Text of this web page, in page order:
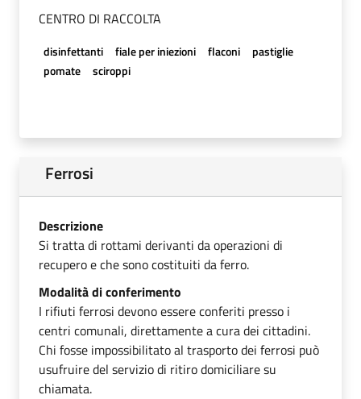
CENTRO DI RACCOLTA
disinfettanti fiale per iniezioni flaconi
pastiglie
pomate
sciroppi
Ferrosi
Descrizione
Si tratta di rottami derivanti da operazioni di
recupero e che sono costituiti da ferro.
Modalità di conferimento
I rifiuti ferrosi devono essere conferiti presso i
centri comunali, direttamente a cura dei cittadini.
Chi fosse impossibilitato al trasporto dei ferrosi può
usufruire del servizio di ritiro domiciliare su
chiamata.